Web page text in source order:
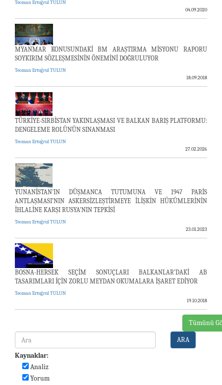
Teoman Ertuğrul TULUN
04.09.2020
MYANMAR KONUSUNDAKİ BM ARAŞTIRMA MİSYONU RAPORU
SOYKIRIM SÖZLEŞMESİNİN ÖNEMİNİ DOĞRULUYOR
Teoman Ertuğrul TULUN
18.09.2018
TÜRKİYE-SIRBİSTAN YAKINLAŞMASI VE BALKAN BARIŞ PLATFORMU:
DENGELEME ROLÜNÜN SINANMASI
Teoman Ertuğrul TULUN
27.02.2026
YUNANİSTAN'IN DÜŞMANCA TUTUMUNA VE 1947 PARİS
ANTLAŞMASI’NIN ASKERSİZLEŞTİRMEYE İLİŞKİN HÜKÜMLERİNİN
İHLALİNE KARŞI RUSYA'NIN TEPKİSİ
Teoman Ertuğrul TULUN
23.01.2023
BOSNA-HERSEK SEÇİM SONUÇLARI BALKANLAR’DAKİ AB
TASARIMLARI İÇİN ZORLU MEYDAN OKUMALARA İŞARET EDİYOR
Teoman Ertuğrul TULUN
19.10.2018
Tümünü
ARA
Kaynaklar:
Analiz
Yorum